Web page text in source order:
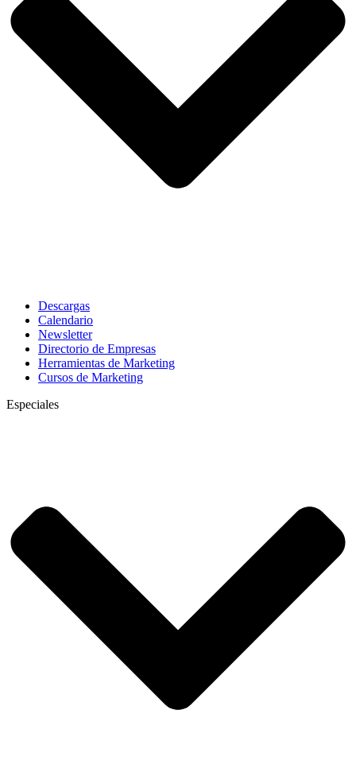
Descargas
Calendario
Newsletter
Directorio de Empresas
Herramientas de Marketing
Cursos de Marketing
Especiales